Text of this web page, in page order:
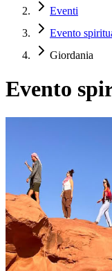
Eventi
Evento
Giordania
Evento
Camel Trekking
nel tempo
3 notti | 4 giorni Parti
di Wadi Rum, dove il
e coinvolgente di
429,00 €